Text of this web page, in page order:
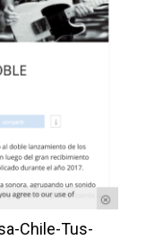
Chile-Tus-